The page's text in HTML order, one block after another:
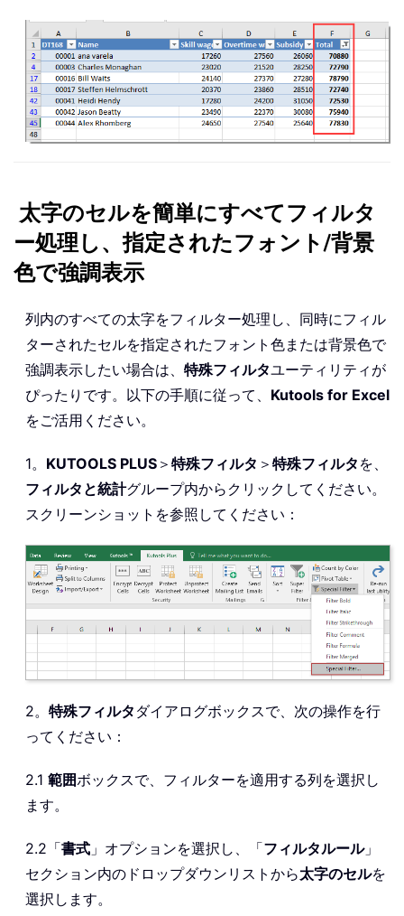
太字のセルを簡単にすべてフィルタ
ー処理し、指定されたフォント/背景
色で強調表示
列内のすべての太字をフィルター処理し、同時にフィル
ターされたセルを指定されたフォント色または背景色で
強調表示したい場合は、 特殊フィルタユーティリティが
ぴったりです。以下の手順に従って、 Kutools for Excel
をご活用ください。
1。 KUTOOLS PLUS ＞ 特殊フィルタ ＞ 特殊フィルタ を、
フィルタと統計グループ内からクリックしてください。
スクリーンショットを参照してください：
2。 特殊フィルタ ダイアログボックスで、次の操作を行
ってください：
2.1 範囲ボックスで、フィルターを適用する列を選択し
ます。
2.2「書式 」オプションを選択し、「フィルタルール」
セクション内のドロップダウンリストから太字のセルを
選択します。